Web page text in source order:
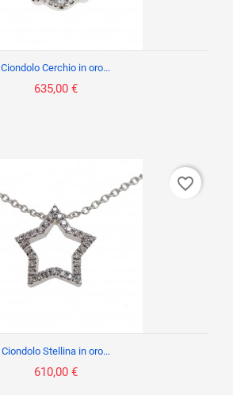
Ciondolo Cerchio in oro...
635,00 €
Ciondolo Stellina in oro...
610,00 €
favorite_border